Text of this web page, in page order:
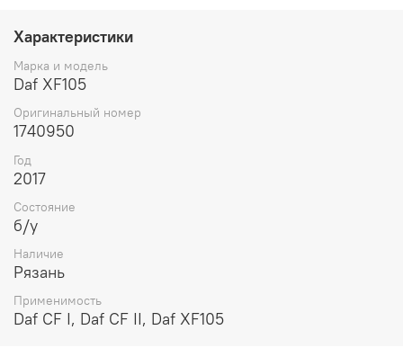
Характеристики
Марка и модель
Daf XF105
Оригинальный номер
1740950
Год
2017
Состояние
б/у
Наличие
Рязань
Применимость
Daf CF I, Daf CF II, Daf XF105